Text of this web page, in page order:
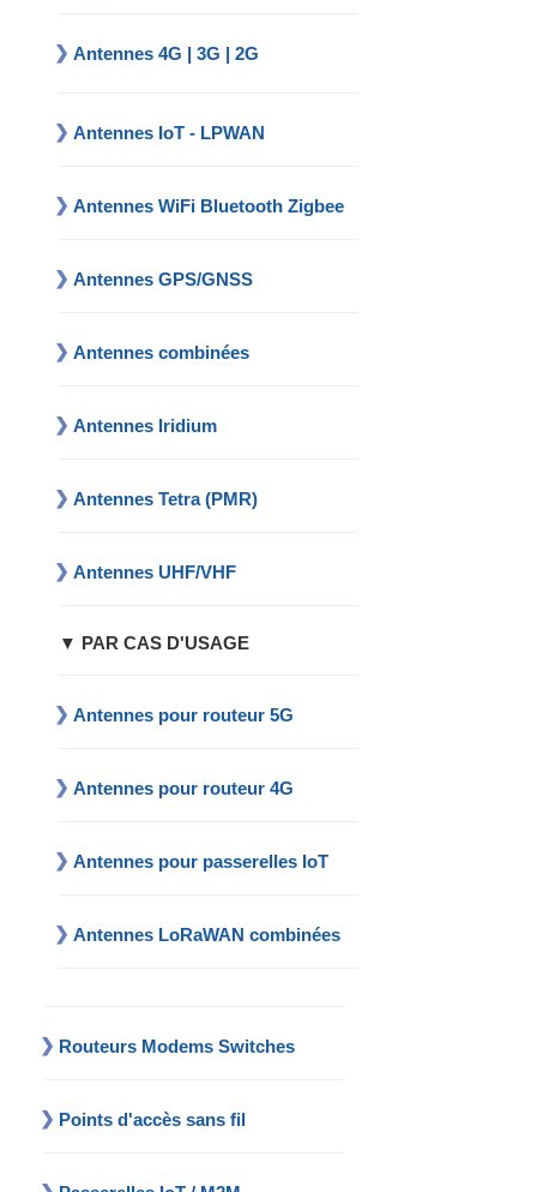
Antennes 4G | 3G | 2G
Antennes IoT - LPWAN
Antennes WiFi Bluetooth Zigbee
Antennes GPS/GNSS
Antennes combinées
Antennes Iridium
Antennes Tetra (PMR)
Antennes UHF/VHF
▼ PAR CAS D'USAGE
Antennes pour routeur 5G
Antennes pour routeur 4G
Antennes pour passerelles IoT
Antennes LoRaWAN combinées
Routeurs Modems Switches
Points d'accès sans fil